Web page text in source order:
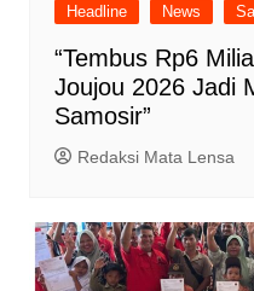
Headline News
“Tembus Rp6
Joujou 2026 Jadi
Samosir”
Redaksi Mata Lensa